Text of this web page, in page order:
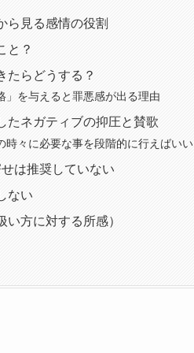
ら見る感情の役割
と？
たらどうする？
」を与えると罪悪感が出る理由
たネガティブの抑圧と賛歌
時々に必要な事を段階的に行えばいい
は推奨していない
ない
方に対する所感）